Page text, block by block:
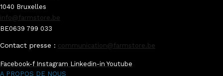
1040 Bruxelles
info@farmstore.be
BE0639 799 033
Contact presse : communication@farmstore.be
Facebook-f Instagram Linkedin-in Youtube
A PROPOS DE NOUS